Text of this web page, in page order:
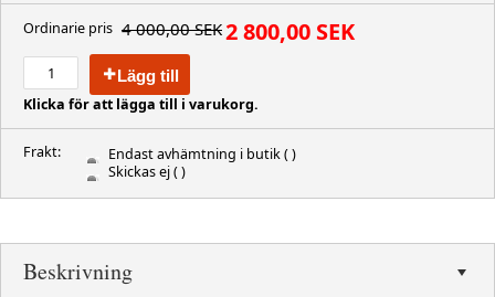
Ordinarie pris 4 000,00 SEK2 800,00 SEK
Lägg till
Klicka för att lägga till i varukorg.
Frakt: Endast avhämtning i butik( )
Skickas ej( )
Beskrivning